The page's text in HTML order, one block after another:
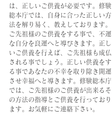
は、正しいご供養が必要です。修験
総本庁では、自身に合った正しい方
法を解り易く、教えしております。
ご先祖様のご供養をする事で、不運
な自分を良運へと導びきます。正し
いご供養を行えば、ご先祖様も成仏
される事でしょう。正しい供養をす
る事であなたの不幸を取り除き開運
させ幸福へと導きます。修験総本庁
では、ご先祖様のご供養が出来るそ
の方法の指導とご供養を行っており
ます。お気軽にご連絡下さい。